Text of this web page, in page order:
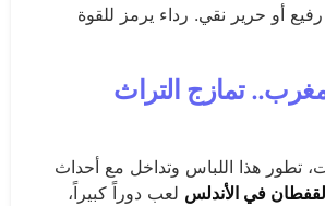
أو حرير نقي. رداء يرمز للقوة
تمازج التراث
تطور هذا اللباس وتداخل مع أحداث
في الأندلس لعب دوراً كبيراً،